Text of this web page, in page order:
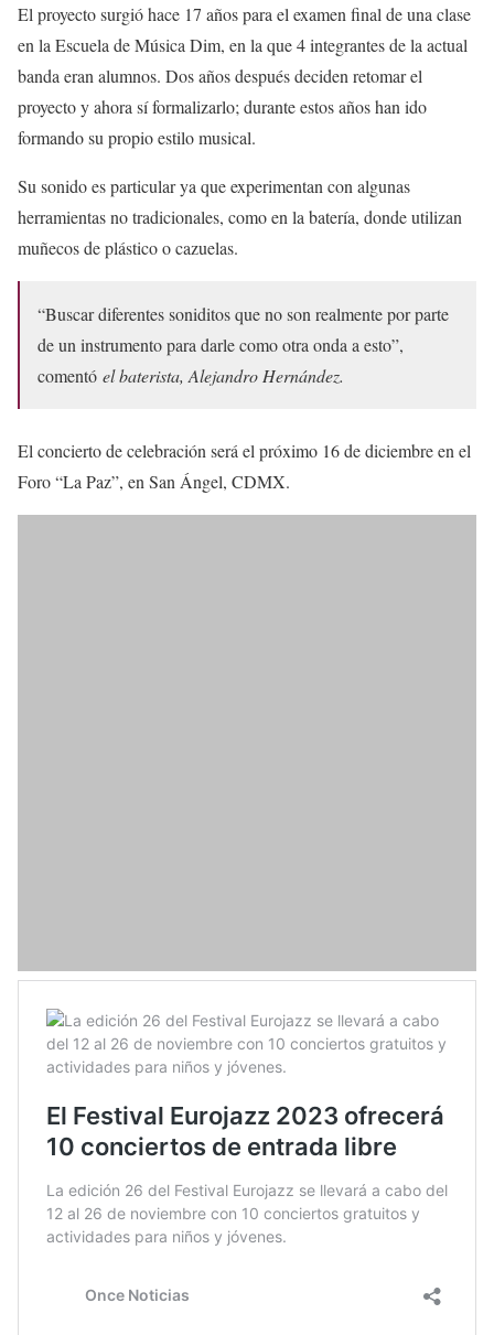
El proyecto surgió hace 17 años para el examen final de una clase
en la Escuela de Música Dim, en la que 4 integrantes de la actual
banda eran alumnos. Dos años después deciden retomar el
proyecto y ahora sí formalizarlo; durante estos años han ido
formando su propio estilo musical.
Su sonido es particular ya que experimentan con algunas
herramientas no tradicionales, como en la batería, donde utilizan
muñecos de plástico o cazuelas.
“Buscar diferentes soniditos que no son realmente por parte
de un instrumento para darle como otra onda a esto”,
comentó el baterista, Alejandro Hernández.
El concierto de celebración será el próximo 16 de diciembre en el
Foro “La Paz”, en San Ángel, CDMX.